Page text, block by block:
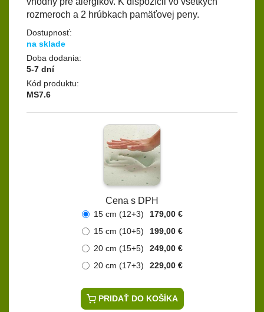
rozmeroch a 2 hrúbkach pamäťovej peny.
Dostupnosť:
na sklade
Doba dodania:
5-7 dní
Kód produktu:
MS7.6
Cena s DPH
15 cm (12+3)
179,00 €
15 cm (10+5)
199,00 €
20 cm (15+5)
249,00 €
20 cm (17+3)
229,00 €
PRIDAŤ DO KOŠÍKA